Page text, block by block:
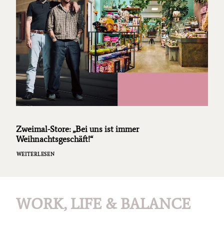
Zweimal-Store: „Bei uns ist immer
Weihnachtsgeschäft!“
WEITERLESEN
WORK, LIFE & BALANCE